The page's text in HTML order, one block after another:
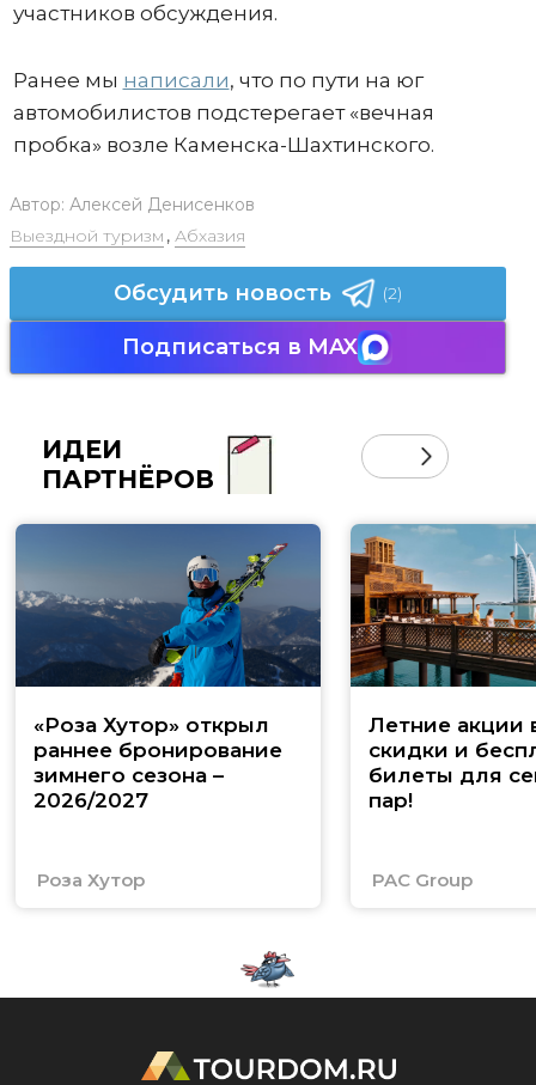
участников обсуждения.
Ранее мы написали, что по пути на юг
автомобилистов подстерегает «вечная
пробка» возле Каменска-Шахтинского.
Автор: Алексей Денисенков
Выездной туризм , Абхазия
Обсудить новость (2)
Подписаться в MAX
ИДЕИ
ПАРТНЁРОВ
«Роза Хутор» открыл
раннее бронирование
зимнего сезона –
2026/2027
Роза Хутор
Летние акции
скидки и
билеты для
пар!
PAC Group